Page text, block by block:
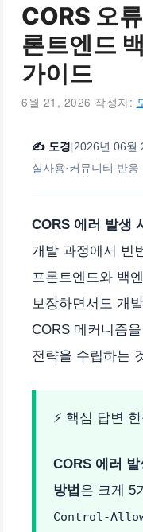
CORS 오
론트엔드
가이드
6월 21, 2026 작성자:
✍️ 도경|2026년 06월
실사용·커뮤니티 반응
CORS 에러 발생
개발 과정에서 빈
프론트엔드와 백
보장하면서도 개
CORS 메커니즘
전략을 수립하는
⚡ 핵심 답변
CORS 에러
방법 은 크게 5
Control-